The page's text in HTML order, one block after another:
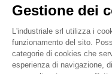
Via Carlo Dolci, 32
20148 Milano (MI)
Italy
Registro Imprese
Iscrizione R.I.: 12212870153